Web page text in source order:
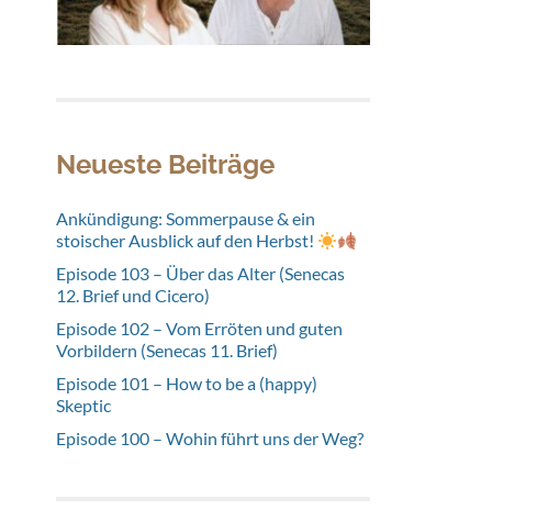
Neueste Beiträge
Ankündigung: Sommerpause & ein
stoischer Ausblick auf den Herbst!
Episode 103 – Über das Alter (Senecas
12. Brief und Cicero)
Episode 102 – Vom Erröten und guten
Vorbildern (Senecas 11. Brief)
Episode 101 – How to be a (happy)
Skeptic
Episode 100 – Wohin führt uns der Weg?